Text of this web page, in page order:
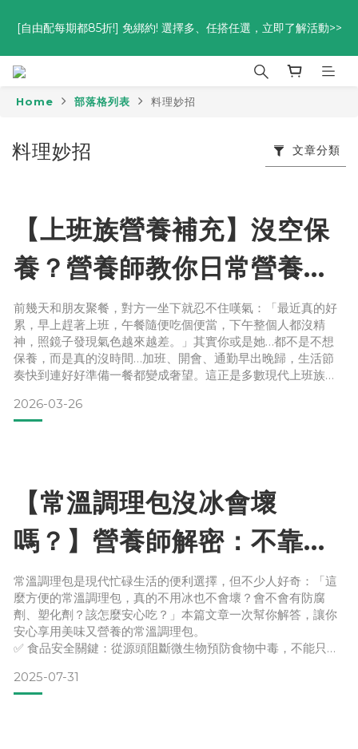
折
[自由配每期都85折!] 免綁約! 選擇多、任搭任選，立即了解活動>>
優惠碼<go300> $3,000折$300  優惠碼<go88> $5,000享88
折
Home 部落格列表 料理妙招
料理妙招 文章分類
【上班族營養補充】沒空保
養？營養師教你日常營養效
率補給術
前幾天和朋友聚餐，對方一坐下就忍不住嘆氣：「最近真的好
累，早上趕著上班，午餐隨便吃個便當，下午整個人都沒精
神，照鏡子發現氣色越來越差。」其實你或是她…都不是不想
保養，而是真的沒時間…加班、開會、通勤早出晚歸，生活節
奏快到連好好準備一餐都變成奢望。這正是多數現代上班族忙
效率補給，會比一味補食物來得更重要呢? 首先要有鞏固在生
理機能的基礎，上班族「紅潤清單」：(上班族如何吃出好氣
2026-03-26
【常溫調理包沒冰會壞
嗎？】營養師解密：不靠防
腐劑的安心保存關鍵
常溫調理包是現代忙碌生活的便利選擇，但不少人好奇：「這
麼方便的常溫調理包，真的不用冰也不會壞？會不會有防腐
劑、塑化劑？該怎麼安心吃？」本篇文章一次幫你解答，讓你
安心享用美味又營養的常溫調理包。
✅ 食品安全關鍵：從源頭阻斷微生物預防食物中毒，不能只看
長與毒素產生。需特別留意是「肉毒桿菌（Clostridium
botulinum）」，這是一種在厭氧、低酸、高水活性環境中繁
2025-07-31